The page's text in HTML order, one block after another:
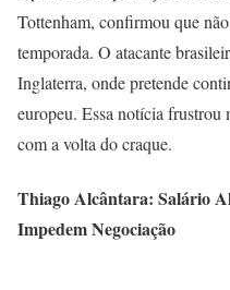
Tottenham, confirmou que
temporada. O atacante
Inglaterra, onde pretende
europeu. Essa notícia frustrou
com a volta do craque.
Thiago Alcântara: Salário
Impedem Negociação